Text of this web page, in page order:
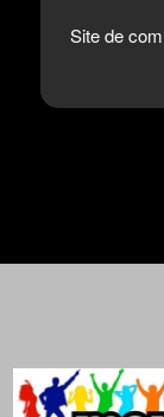
Site de